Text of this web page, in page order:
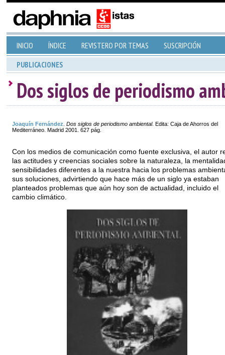
INICIO ÍNDICE REVISTERO POR TEMAS SUSCRIPCIÓN
PUBLICACIONES
Dos siglos de periodismo
Joaquín Fernández Dos siglos de periodismo ambiental. Edita: Caja de Ahorros del
Mediterráneo. Madrid 2001. 627 pág.
Con los medios de comunicación como fuente exclusiva, el autor
las actitudes y creencias sociales sobre la naturaleza, la
sensibilidades diferentes a la nuestra hacia los problemas
sus soluciones, advirtiendo que hace más de un siglo ya estaban
planteados problemas que aún hoy son de actualidad, incluido el
cambio climático.